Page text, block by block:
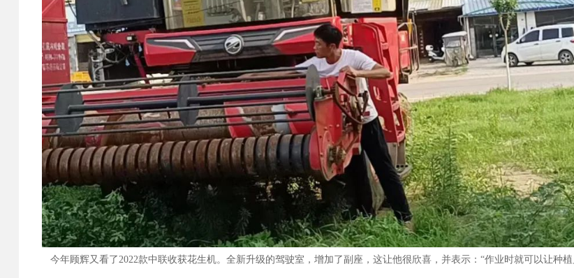
今年顾辉又看了2022款中联收获花生机。全新升级的驾驶室，增加了副座，这让他很欣喜，并表示：“作业时就可以让种